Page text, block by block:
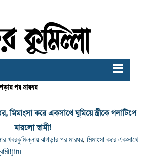
পর মারধর
মিমাংসা করে একসাথে ঘুমিয়ে স্ত্রীকে গলাটিপে
মারলো স্বামী!
খবরকুমিল্লায় ঝগড়ার পর মারধর, মিমাংসা করে একসাথে
jitu